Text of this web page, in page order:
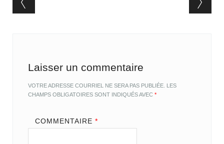
Post navigation
Laisser un commentaire
VOTRE ADRESSE COURRIEL NE SERA PAS PUBLIÉE. LES
CHAMPS OBLIGATOIRES SONT INDIQUÉS AVEC*
COMMENTAIRE *